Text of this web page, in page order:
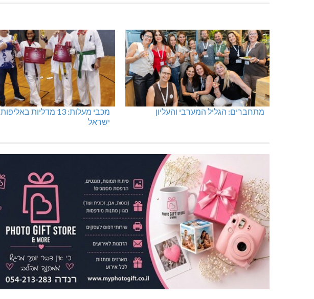
מתחברים: הגליל המערבי והעליון
מכבי מעלות: 13 מדליות באליפות
ישראל